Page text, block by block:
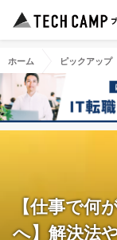
ホーム ピックアップ
【仕事で何
へ】解決法